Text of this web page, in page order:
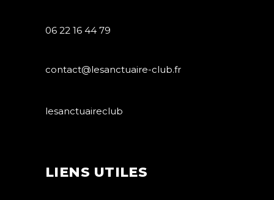
06 22 16 44 79
contact@lesanctuaire-club.fr
lesanctuaireclub
LIENS UTILES